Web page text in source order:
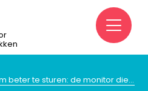
sturen: de monitor die impact in Leeuwarden Oost zichtbaar maakt